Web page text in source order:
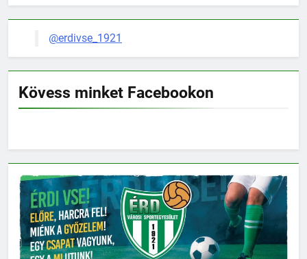
@erdivse_1921
Kövess minket Facebookon